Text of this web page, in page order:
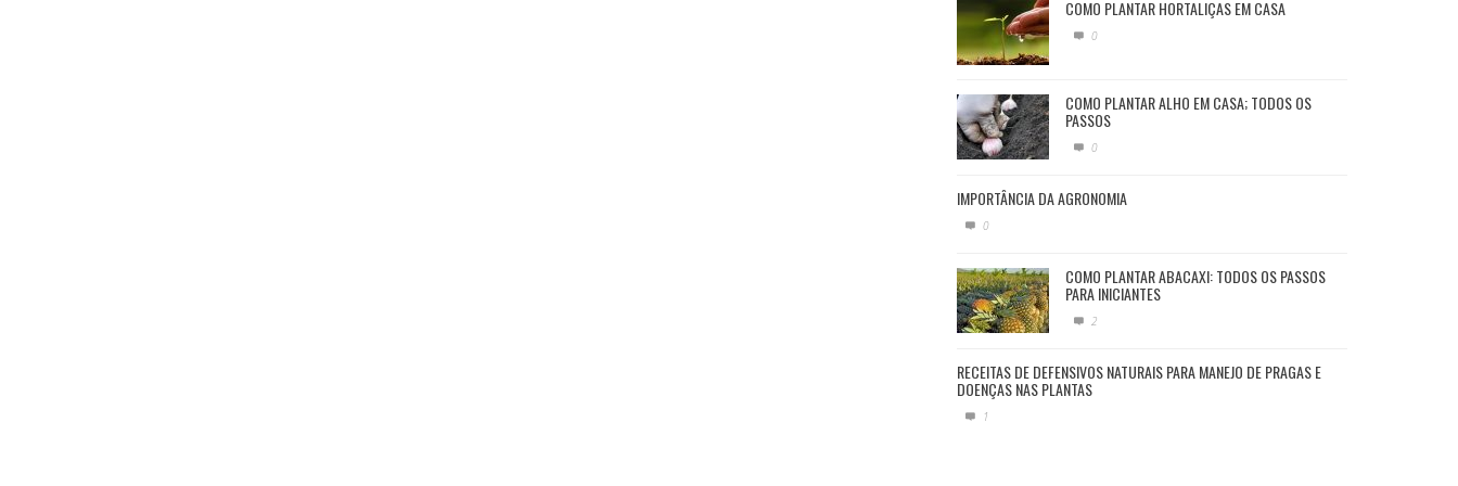
COMO PLANTAR HORTALIÇAS EM CASA
0
COMO PLANTAR ALHO EM CASA; TODOS OS
PASSOS
0
IMPORTÂNCIA DA AGRONOMIA
0
COMO PLANTAR ABACAXI: TODOS OS PASSOS
PARA INICIANTES
2
RECEITAS DE DEFENSIVOS NATURAIS PARA MANEJO DE PRAGAS E
DOENÇAS NAS PLANTAS
1